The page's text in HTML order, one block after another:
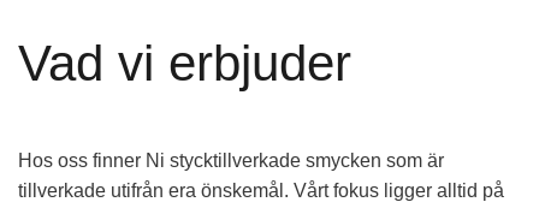
Vad vi erbjuder
Hos oss finner Ni stycktillverkade smycken som är
tillverkade utifrån era önskemål. Vårt fokus ligger alltid på